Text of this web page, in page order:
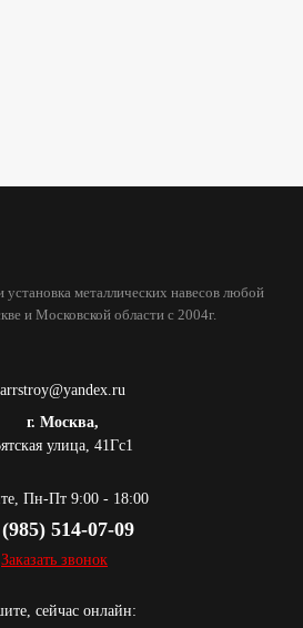
установка металлических навесов любой
и Московской области с 2004г.
arrstroy@yandex.ru
г. Москва,
улица, 41Гс1
Пн-Пт 9:00 - 18:00
514-07-09
Заказать звонок
сейчас онлайн: